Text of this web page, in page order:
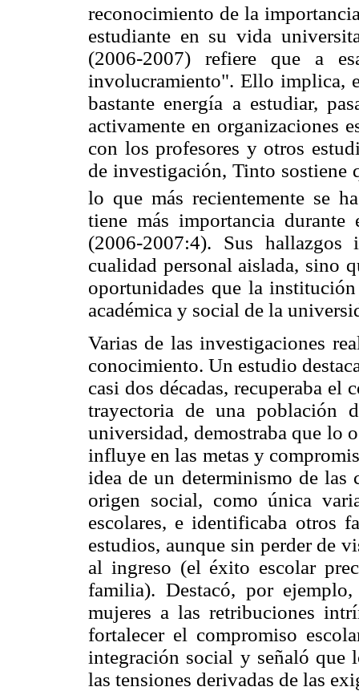
reconocimiento de la
estudiante en su vida
(2006-2007) refiere que a
involucramiento". Ello implica,
bastante energía a estudiar,
activamente en organizaciones
con los profesores y otros
de investigación, Tinto
lo que más recientemente se
tiene más importancia
(2006-2007:4). Sus
cualidad personal aislada, sino
oportunidades que la
académica y social de la
Varias de las investigaciones
conocimiento. Un estudio
casi dos décadas, recuperaba
trayectoria de una población
universidad, demostraba que lo
influye en las metas y
idea de un determinismo de
origen social, como única
escolares, e identificaba otros
estudios, aunque sin perder de
al ingreso (el éxito escolar
familia). Destacó, por
mujeres a las retribuciones
fortalecer el compromiso
integración social y señaló que
las tensiones derivadas de las